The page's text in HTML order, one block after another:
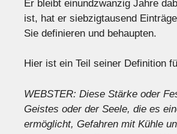
Er bleibt einundzwanzig Jahre
ist, hat er siebzigtausend
Sie definieren und behaupten.
Hier ist ein Teil seiner Definition
WEBSTER: Diese Stärke oder
Geistes oder der Seele, die es
ermöglicht, Gefahren mit Kühle